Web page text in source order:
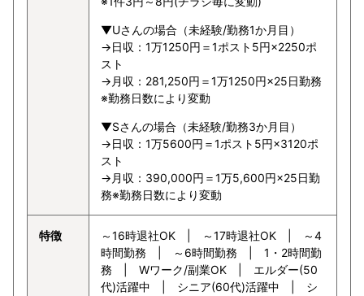
▼Uさんの場合（未経験/勤務1か月目）
→日収：1万1250円＝1ポスト5円×2250ポ
スト
→月収：281,250円＝1万1250円×25日勤務
※勤務日数により変動
▼Sさんの場合（未経験/勤務3か月目）
→日収：1万5600円＝1ポスト5円×3120ポ
スト
→月収：390,000円＝1万5,600円×25日勤
務※勤務日数により変動
特徴
～16時退社OK | ～17時退社OK | ～4
時間勤務 | ～6時間勤務 | 1・2時間勤
務 | Wワーク/副業OK | エルダー(50
代)活躍中 | シニア(60代)活躍中 | シ